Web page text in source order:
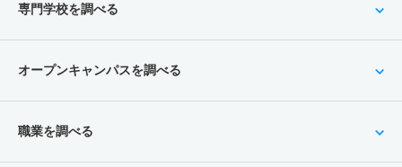
専門学校を調べる
オープンキャンパスを調べる
職業を調べる